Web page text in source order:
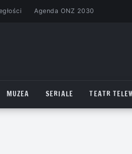
Agenda ONZ 2030
MUZEA SERIALE TEATR